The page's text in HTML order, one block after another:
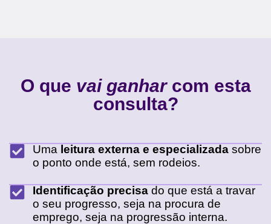
O que vai ganharcom esta
consulta?
Uma leitura externa e especializada sobre
o ponto onde está, sem rodeios.
Identificação precisado que está a travar
o seu progresso, seja na procura de
emprego, seja na progressão interna.